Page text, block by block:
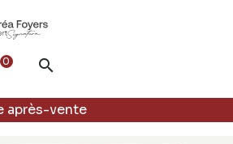
0 
après-vente